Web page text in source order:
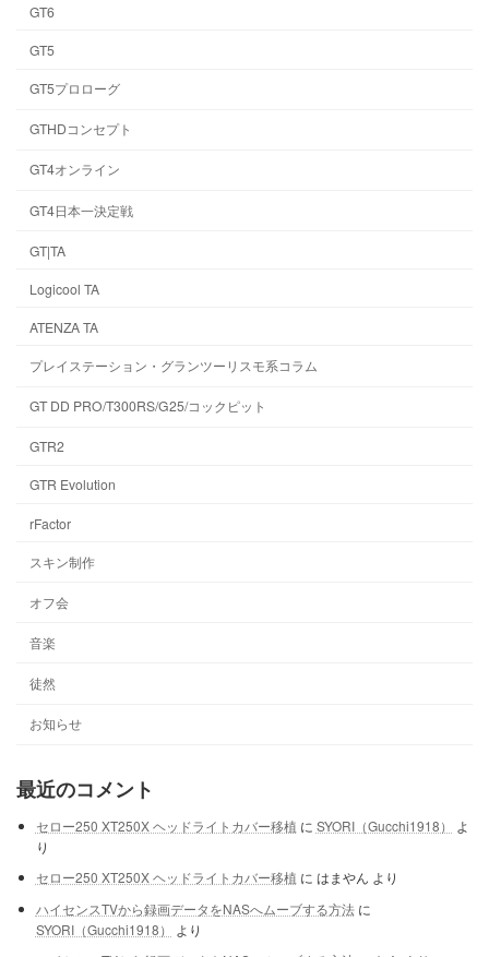
GT6
GT5
GT5プロローグ
GTHDコンセプト
GT4オンライン
GT4日本一決定戦
GT|TA
Logicool TA
ATENZA TA
プレイステーション・グランツーリスモ系コラム
GT DD PRO/T300RS/G25/コックピット
GTR2
GTR Evolution
rFactor
スキン制作
オフ会
音楽
徒然
お知らせ
最近のコメント
セロー250 XT250X ヘッドライトカバー移植 に SYORI（Gucchi1918）
よ
り
セロー250 XT250X ヘッドライトカバー移植 に はまやん より
ハイセンスTVから録画データをNASへムーブする方法に
SYORI（Gucchi1918）
より